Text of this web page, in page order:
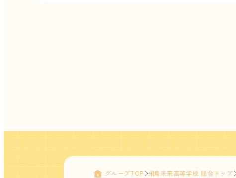
グループTOP 飛鳥未来高等学校 総合トップ